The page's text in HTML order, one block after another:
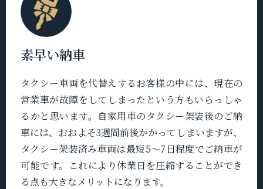
素早い納車
タクシー車両を代替えするお客様の中には、現在の
営業車が故障をしてしまったという方もいらっしゃ
るかと思います。自家用車のタクシー架装後のご納
車には、おおよそ3週間前後かかってしまいますが、
タクシー架装済み車両は最短5〜7日程度でご納車が
可能です。これにより休業日を圧縮することができ
る点も大きなメリットになります。